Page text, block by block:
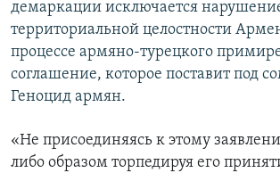
демаркации исключается
территориальной целостности
процессе армяно-турецкого
соглашение, которое поставит под
Геноцид армян.
«Не присоединяясь к этому
либо образом торпедируя его